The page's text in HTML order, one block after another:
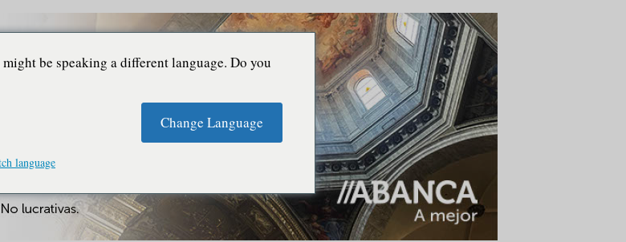
be speaking a different language. Do you
Change Language
language